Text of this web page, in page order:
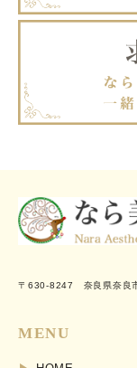
〒630-8247 奈良県奈良
MENU